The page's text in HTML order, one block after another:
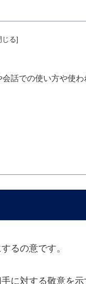
話での使い方や使
るの意です。
に対する敬意を示